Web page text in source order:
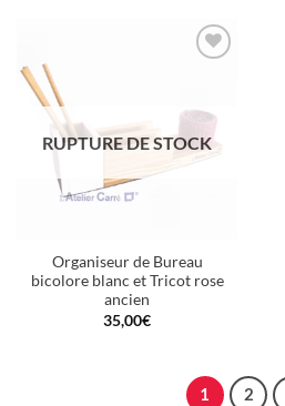
RUPTURE DE STOCK
Organiseur de Bureau
bicolore blanc et Tricot rose
ancien
35,00€
1 2